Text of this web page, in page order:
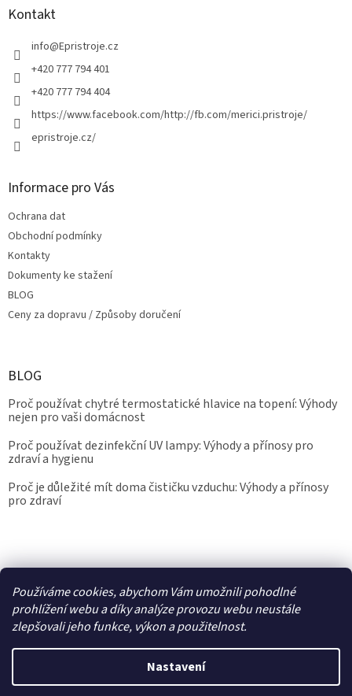
Používáme cookies, abychom Vám umožnili pohodlné
prohlížení webu a díky analýze provozu webu neustále
zlepšovali jeho funkce, výkon a použitelnost.
Nastavení
Kontakt
info@Epristroje.cz
+420 777 794 401
+420 777 794 404
https://www.facebook.com/http://fb.com/merici.pristroje/
epristroje.cz/
Informace pro Vás
Ochrana dat
Obchodní podmínky
Kontakty
Dokumenty ke stažení
BLOG
Ceny za dopravu / Způsoby doručení
BLOG
Proč používat chytré termostatické hlavice na topení: Výhody
nejen pro vaši domácnost
Proč používat dezinfekční UV lampy: Výhody a přínosy pro
zdraví a hygienu
Proč je důležité mít doma čističku vzduchu: Výhody a přínosy
pro zdraví
Vytvořil Shoptet